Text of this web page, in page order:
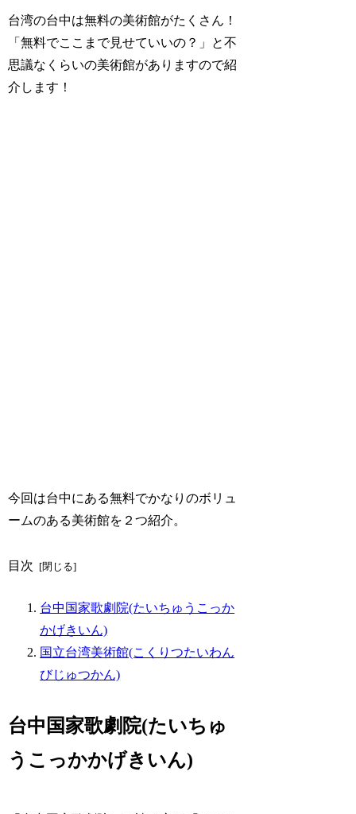
台湾の台中は無料の美術館がたくさん！
「無料でここまで見せていいの？」と不
思議なくらいの美術館がありますので紹
介します！
今回は台中にある無料でかなりのボリュ
ームのある美術館を２つ紹介。
目次
台中国家歌劇院(たいちゅうこっか
かげきいん)
国立台湾美術館(こくりつたいわん
びじゅつかん)
台中国家歌劇院(たいちゅ
うこっかかげきいん)